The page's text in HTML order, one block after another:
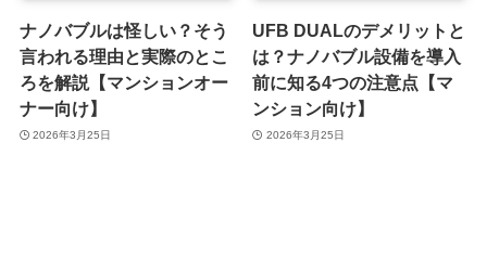
ナノバブルは怪しい？そう
言われる理由と実際のとこ
ろを解説【マンションオー
ナー向け】
2026年3月25日
UFB DUALのデメリットと
は？ナノバブル設備を導入
前に知る4つの注意点【マ
ンション向け】
2026年3月25日